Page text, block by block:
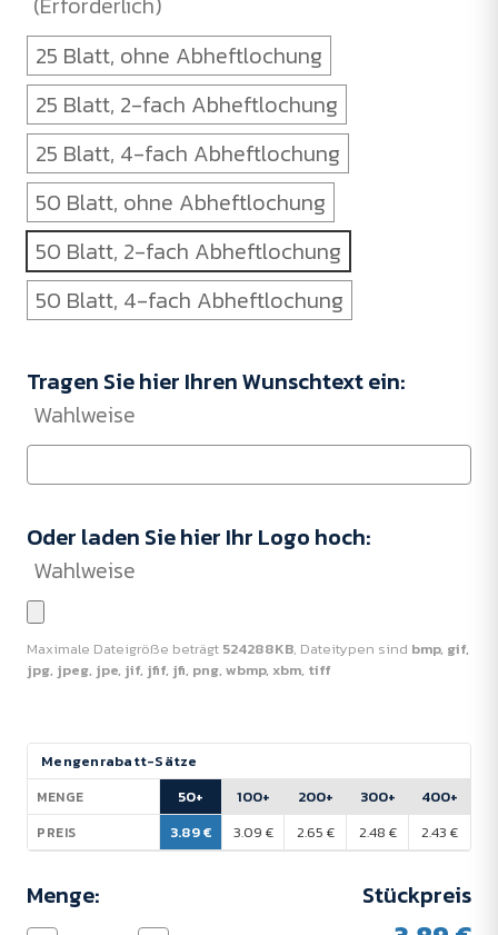
25 Blatt, ohne Abheftlochung
25 Blatt, 2-fach Abheftlochung
25 Blatt, 4-fach Abheftlochung
50 Blatt, ohne Abheftlochung
50 Blatt, 2-fach Abheftlochung
50 Blatt, 4-fach Abheftlochung
Tragen Sie hier Ihren Wunschtext ein:
Wahlweise
Oder laden Sie hier Ihr Logo hoch:
Wahlweise
Maximale Dateigröße beträgt 524288KB, Dateitypen sind bmp, gif,
jpg, jpeg, jpe, jif, jfif, jfi, png, wbmp, xbm, tiff
Aktueller
Lagerbestand:
Mengenrabatt-Sätze
MENGE
PREIS
50+
3.89 €
100+
3.09 €
200+
2.65 €
300+
2.48 €
400+
2.43 €
Menge: Stückpreis